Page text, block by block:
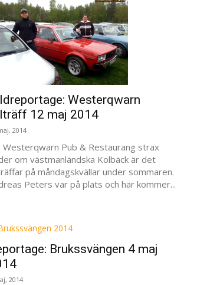
Westerqwarn
12 maj 2014
2014
Westerqwarn Pub & Restaurang strax
om västmanländska Kolbäck är det
på måndagskvällar under sommaren.
Peters var på plats och här kommer...
Brukssvängen 4 maj
2014